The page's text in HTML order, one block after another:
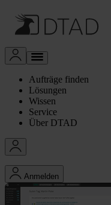
Aufträge finden
Lösungen
Wissen
Service
Über DTAD
Anmelden